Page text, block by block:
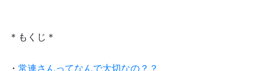
＊もくじ＊
・ 常連さんってなんで大切なの？？